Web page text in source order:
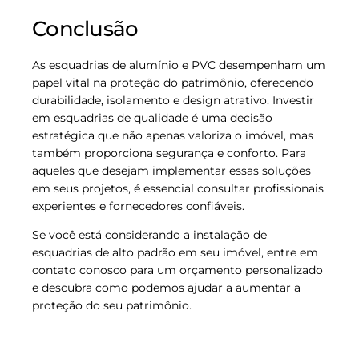
Conclusão
As esquadrias de alumínio e PVC desempenham um
papel vital na proteção do patrimônio, oferecendo
durabilidade, isolamento e design atrativo. Investir
em esquadrias de qualidade é uma decisão
estratégica que não apenas valoriza o imóvel, mas
também proporciona segurança e conforto. Para
aqueles que desejam implementar essas soluções
em seus projetos, é essencial consultar profissionais
experientes e fornecedores confiáveis.
Se você está considerando a instalação de
esquadrias de alto padrão em seu imóvel, entre em
contato conosco para um orçamento personalizado
e descubra como podemos ajudar a aumentar a
proteção do seu patrimônio.